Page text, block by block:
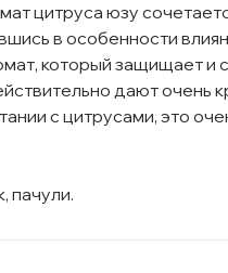
цитруса юзу
в особенности
который защищает
дают очень
с цитрусами, это
пачули.